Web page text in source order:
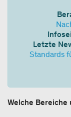
Letzte
Standards
Welche Bereiche